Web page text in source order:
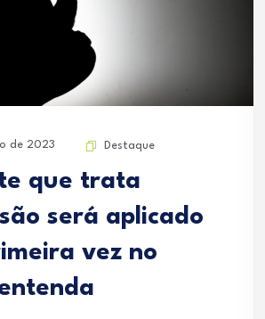
de 2023 Destaque
que trata
será aplicado
vez no